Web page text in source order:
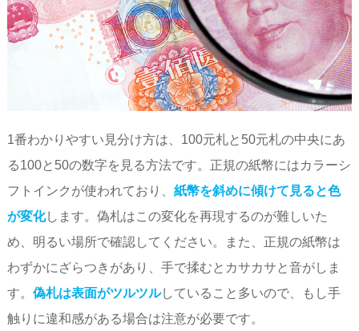
1番わかりやすい見分け方は、100元札と50元札の中央にあ
る100と50の数字を見る方法です。正規の紙幣にはカラーシ
フトインクが使われており、 紙幣を斜めに傾けて見ると色
が変化します。偽札はこの変化を再現するのが難しいた
め、明るい場所で確認してください。また、正規の紙幣は
わずかにざらつきがあり、手で揉むとカサカサと音がしま
す。 偽札は表面がツルツルしていること多いので、もし手
触りに違和感がある場合は注意が必要です。